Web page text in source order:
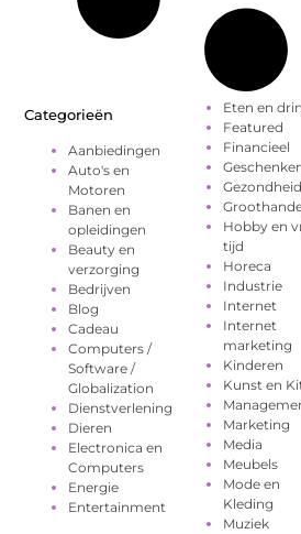
Categorieën
Aanbiedingen
Auto's en
Motoren
Banen en
opleidingen
Beauty en
verzorging
Bedrijven
Blog
Cadeau
Computers /
Software /
Globalization
Dienstverlening
Dieren
Electronica en
Computers
Energie
Entertainment
Eten en
Featured
Financieel
Gezondheid
Hobby en
tijd
Horeca
Industrie
Internet
Internet
marketing
Kinderen
Kunst en
Marketing
Media
Meubels
Mode en
Kleding
Muziek